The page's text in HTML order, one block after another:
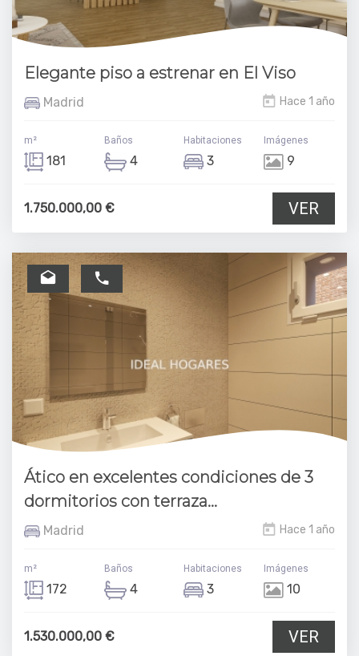
Elegante piso a estrenar en El Viso
Madrid Hace 1 año
m²
181
Baños
4
Habitaciones
3
Imágenes
9
1.750.000,00 € VER
Ático en excelentes condiciones de 3
dormitorios con terraza...
Madrid Hace 1 año
m²
172
Baños
4
Habitaciones
3
Imágenes
10
1.530.000,00 € VER